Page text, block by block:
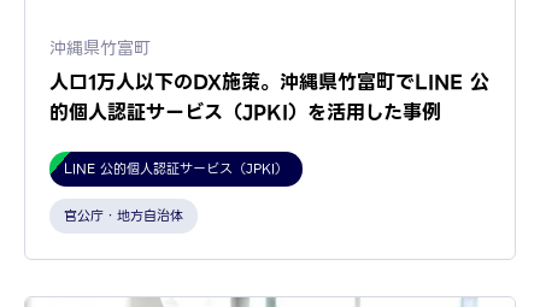
沖縄県竹富町
人口1万人以下のDX施策。沖縄県竹富町でLINE 公
的個人認証サービス（JPKI）を活用した事例
LINE 公的個人認証サービス（JPKI）
官公庁・地方自治体